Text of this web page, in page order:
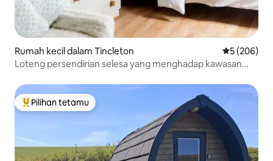
Rumah kecil dalam Tincleton Penarafan
5 (206)
Loteng persendirian selesa yang menghadap kawasan
Pilihan utama tetamu
Pilihan tetamu